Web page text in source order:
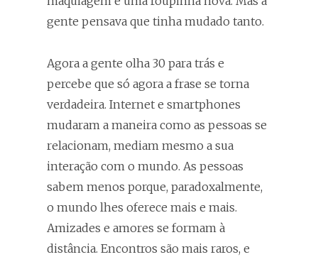
gente pensava que tinha mudado tanto.
Agora a gente olha 30 para trás e
percebe que só agora a frase se torna
verdadeira. Internet e smartphones
mudaram a maneira como as pessoas se
relacionam, mediam mesmo a sua
interação com o mundo. As pessoas
sabem menos porque, paradoxalmente,
o mundo lhes oferece mais e mais.
Amizades e amores se formam à
distância. Encontros são mais raros, e